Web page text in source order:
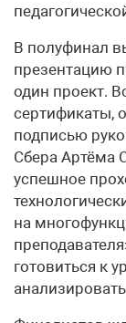
В полуфинал
презентацию
один проект.
сертификаты,
подписью
Сбера Артёма
успешное
на
готовиться к